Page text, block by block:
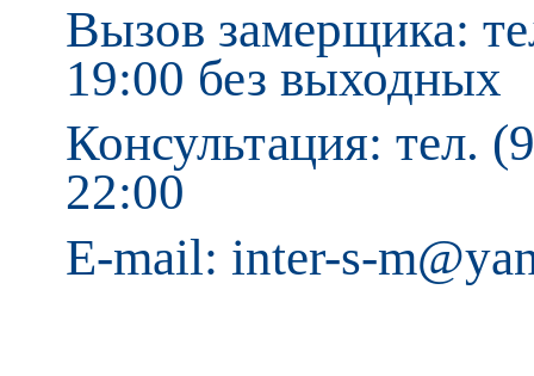
Вызов замерщика:
19:00 без выходных
Консультация: тел.
22:00
E-mail: inter-s-